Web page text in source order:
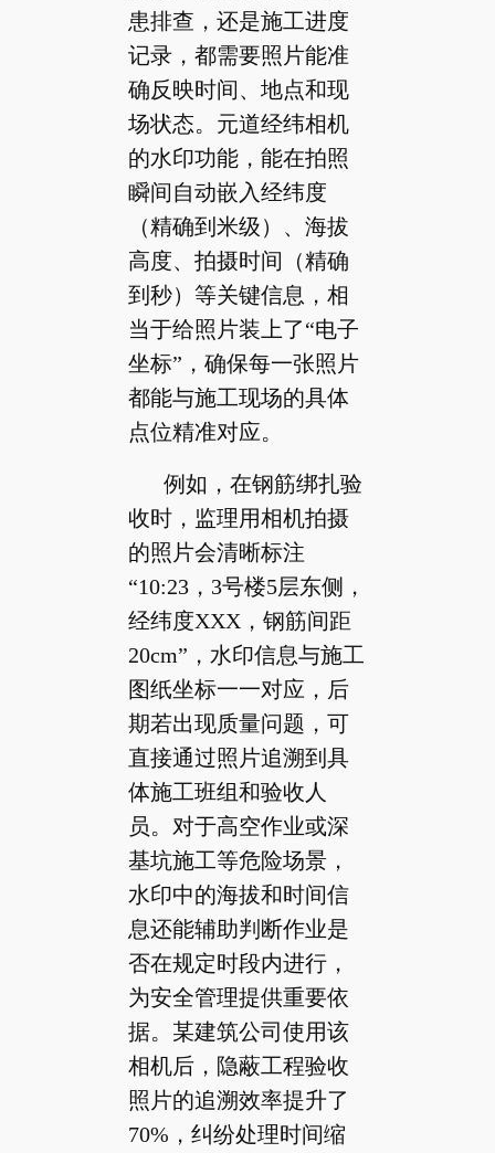
患排查，还是施工进度
记录，都需要照片能准
确反映时间、地点和现
场状态。元道经纬相机
的水印功能，能在拍照
瞬间自动嵌入经纬度
（精确到米级）、海拔
高度、拍摄时间（精确
到秒）等关键信息，相
当于给照片装上了“电子
坐标”，确保每一张照片
都能与施工现场的具体
点位精准对应。
例如，在钢筋绑扎验
收时，监理用相机拍摄
的照片会清晰标注
“10:23，3号楼5层东侧，
经纬度XXX，钢筋间距
20cm”，水印信息与施工
图纸坐标一一对应，后
期若出现质量问题，可
直接通过照片追溯到具
体施工班组和验收人
员。对于高空作业或深
基坑施工等危险场景，
水印中的海拔和时间信
息还能辅助判断作业是
否在规定时段内进行，
为安全管理提供重要依
据。某建筑公司使用该
相机后，隐蔽工程验收
照片的追溯效率提升了
70%，纠纷处理时间缩